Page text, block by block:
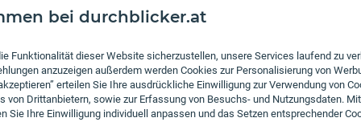
bei durchblicker.at
Funktionalität dieser Website sicherzustellen, unsere Services laufend zu
anzuzeigen außerdem werden Cookies zur Personalisierung von
erteilen Sie Ihre ausdrückliche Einwilligung zur Verwendung von
von Drittanbietern, sowie zur Erfassung von Besuchs- und Nutzungsdaten.
Sie Ihre Einwilligung individuell anpassen und das Setzen entsprechender
XS plus
Only